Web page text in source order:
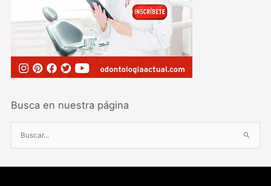
Busca en nuestra página
u
s